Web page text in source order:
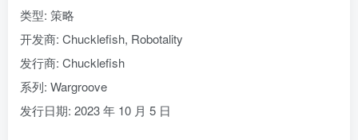
类型: 策略
开发商: Chucklefish, Robotality
发行商: Chucklefish
系列: Wargroove
发行日期: 2023 年 10 月 5 日